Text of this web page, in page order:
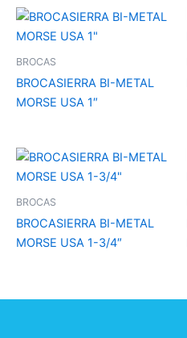
BROCAS
BROCASIERRA BI-METAL
MORSE USA 1″
BROCAS
BROCASIERRA BI-METAL
MORSE USA 1-3/4″